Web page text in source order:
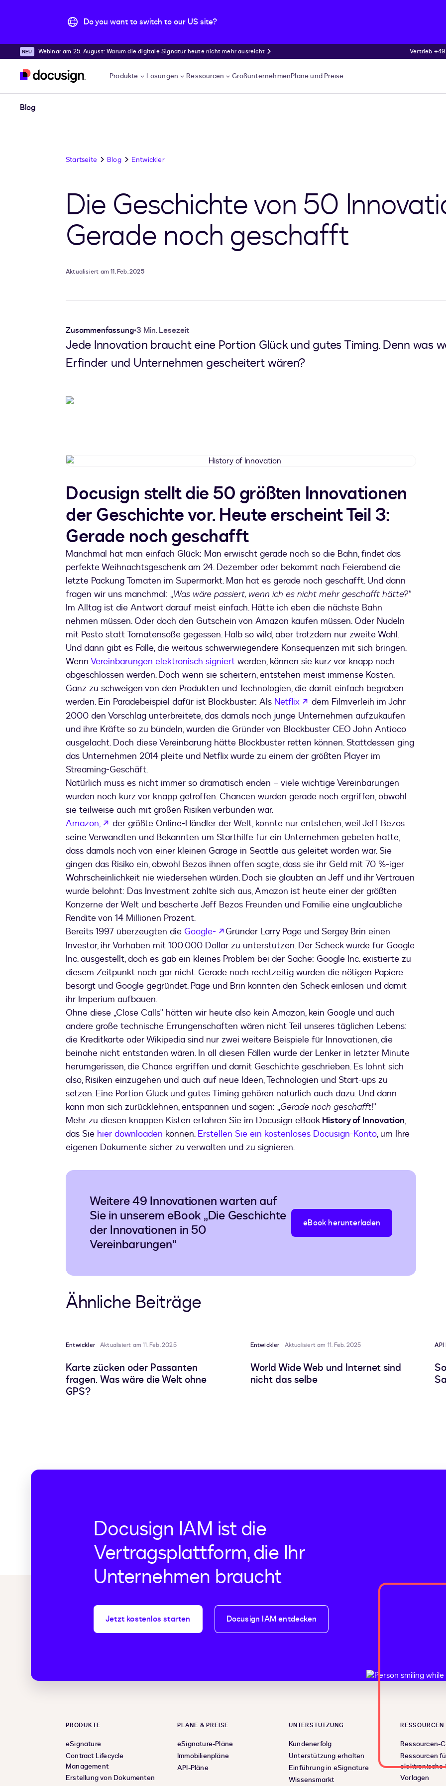
Do you want to switch to our US site?
Überspringen und weiter zum Hauptinhalt
Webinar am 25. August: Warum die digitale Signatur heute nicht mehr ausreicht Vertrieb
Produkte Lösungen Ressourcen GroßunternehmenPläne und Preise
Blog
Startseite Blog Entwickler
Die Geschichte von 50
Gerade noch geschafft
Aktualisiert am 11. Feb. 2025
Zusammenfassung•3 Min. Lesezeit
Jede Innovation braucht eine Portion Glück und gutes Timing. Denn was
Erfinder und Unternehmen gescheitert wären?
History
Docusign stellt die 50 größten Innovationen
der Geschichte vor. Heute erscheint Teil 3:
Gerade noch geschafft
Manchmal hat man einfach Glück: Man erwischt gerade noch so die Bahn, findet das
perfekte Weihnachtsgeschenk am 24. Dezember oder bekommt nach Feierabend die
letzte Packung Tomaten im Supermarkt. Man hat es gerade noch geschafft. Und dann
fragen wir uns manchmal: „Was wäre passiert, wenn ich es nicht mehr geschafft hätte?"
Im Alltag ist die Antwort darauf meist einfach. Hätte ich eben die nächste Bahn
nehmen müssen. Oder doch den Gutschein von Amazon kaufen müssen. Oder Nudeln
mit Pesto statt Tomatensoße gegessen. Halb so wild, aber trotzdem nur zweite Wahl.
Und dann gibt es Fälle, die weitaus schwerwiegendere Konsequenzen mit sich bringen.
Wenn Vereinbarungen elektronisch signiert werden, können sie kurz vor knapp noch
abgeschlossen werden. Doch wenn sie scheitern, entstehen meist immense Kosten.
Ganz zu schweigen von den Produkten und Technologien, die damit einfach begraben
werden. Ein Paradebeispiel dafür ist Blockbuster: Als Netflix wird in einem neuen Tab geöffnet
dem Filmverleih im Jahr
2000 den Vorschlag unterbreitete, das damals noch junge Unternehmen aufzukaufen
und ihre Kräfte so zu bündeln, wurden die Gründer von Blockbuster CEO John Antioco
ausgelacht. Doch diese Vereinbarung hätte Blockbuster retten können. Stattdessen ging
das Unternehmen 2014 pleite und Netflix wurde zu einem der größten Player im
Streaming-Geschäft.
Natürlich muss es nicht immer so dramatisch enden – viele wichtige Vereinbarungen
wurden noch kurz vor knapp getroffen. Chancen wurden gerade noch ergriffen, obwohl
sie teilweise auch mit großen Risiken verbunden war.
Amazon,
wird in einem neuen Tab geöffnet
der größte Online-Händler der Welt, konnte nur entstehen, weil Jeff Bezos
seine Verwandten und Bekannten um Starthilfe für ein Unternehmen gebeten hatte,
dass damals noch von einer kleinen Garage in Seattle aus geleitet worden war. Sie
gingen das Risiko ein, obwohl Bezos ihnen offen sagte, dass sie ihr Geld mit 70 %-iger
Wahrscheinlichkeit nie wiedersehen würden. Doch sie glaubten an Jeff und ihr Vertrauen
wurde belohnt: Das Investment zahlte sich aus, Amazon ist heute einer der größten
Konzerne der Welt und bescherte Jeff Bezos Freunden und Familie eine unglaubliche
Rendite von 14 Millionen Prozent.
Bereits 1997 überzeugten die Google- wird in einem neuen Tab geöffnet
Gründer Larry Page und Sergey Brin einen
Investor, ihr Vorhaben mit 100.000 Dollar zu unterstützen. Der Scheck wurde für Google
Inc. ausgestellt, doch es gab ein kleines Problem bei der Sache: Google Inc. existierte zu
diesem Zeitpunkt noch gar nicht. Gerade noch rechtzeitig wurden die nötigen Papiere
besorgt und Google gegründet. Page und Brin konnten den Scheck einlösen und damit
ihr Imperium aufbauen.
Ohne diese „Close Calls" hätten wir heute also kein Amazon, kein Google und auch
andere große technische Errungenschaften wären nicht Teil unseres täglichen Lebens:
die Kreditkarte oder Wikipedia sind nur zwei weitere Beispiele für Innovationen, die
beinahe nicht entstanden wären. In all diesen Fällen wurde der Lenker in letzter Minute
herumgerissen, die Chance ergriffen und damit Geschichte geschrieben. Es lohnt sich
also, Risiken einzugehen und auch auf neue Ideen, Technologien und Start-ups zu
setzen. Eine Portion Glück und gutes Timing gehören natürlich auch dazu. Und dann
kann man sich zurücklehnen, entspannen und sagen: „Gerade noch geschafft!"
Mehr zu diesen knappen Kisten erfahren Sie im Docusign eBook History of Innovation,
das Sie hier downloaden können. Erstellen Sie ein kostenloses Docusign-Konto, um Ihre
eigenen Dokumente sicher zu verwalten und zu signieren.
Weitere 49 Innovationen warten auf
Sie in unserem eBook „Die Geschichte
der Innovationen in 50
Vereinbarungen"
eBook herunterladen
Ähnliche Beiträge
Entwickler Aktualisiert am 11. Feb. 2025
Karte zücken oder Passanten
fragen. Was wäre die Welt ohne
GPS?
Entwickler Aktualisiert am 11. Feb. 2025
World Wide Web und Internet sind
nicht das selbe
API
Docusign IAM ist die
Vertragsplattform, die Ihr
Unternehmen braucht
Jetzt kostenlos starten Docusign IAM entdecken
PRODUKTE
eSignature
Contract Lifecycle
Management
Erstellung von Dokumenten
PLÄNE & PREISE
eSignature-Pläne
Immobilienpläne
API-Pläne
UNTERSTÜTZUNG
Kundenerfolg
Unterstützung erhalten
Einführung in eSignature
Wissensmarkt
RESSOURCEN
Ressourcen-
Ressourcen
elektronische
Vorlagen